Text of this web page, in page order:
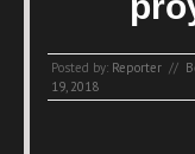
Posted by: Reporter //
19, 2018